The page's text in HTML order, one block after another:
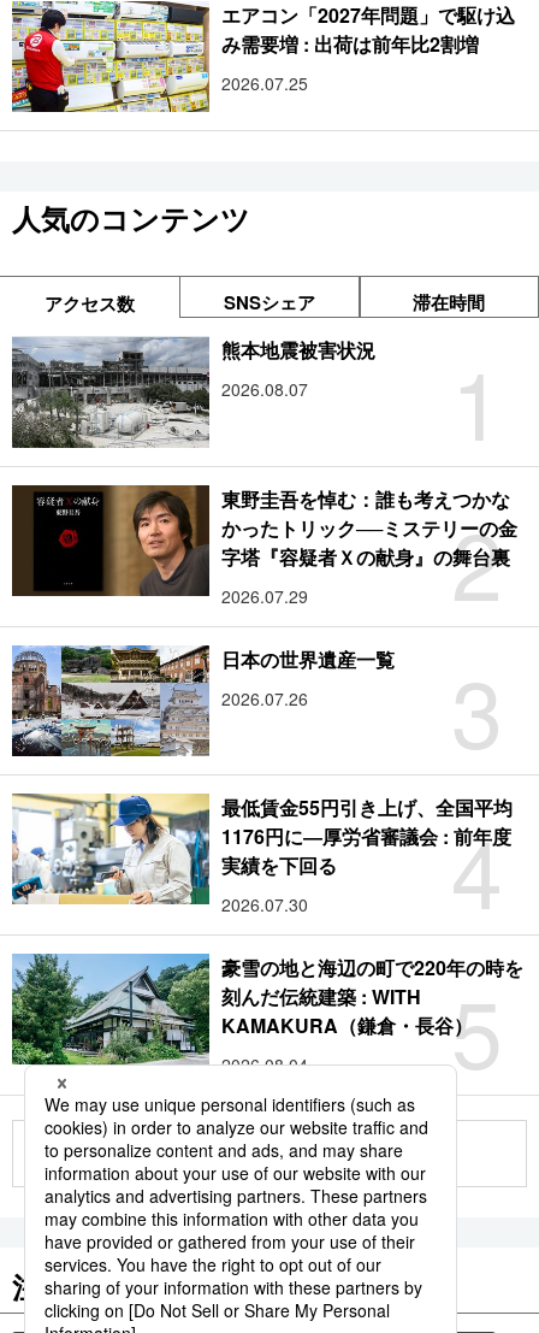
エアコン「2027年問題」で駆け込
み需要増 : 出荷は前年比2割増
2026.07.25
人気のコンテンツ
アクセス数 SNSシェア 滞在時間
1
熊本地震被害状況
2026.08.07
2
東野圭吾を悼む：誰も考えつかな
かったトリック──ミステリーの金
字塔『容疑者Ｘの献身』の舞台裏
2026.07.29
3
日本の世界遺産一覧
2026.07.26
4
最低賃金55円引き上げ、全国平均
1176円に―厚労省審議会 : 前年度
実績を下回る
2026.07.30
5
豪雪の地と海辺の町で220年の時を
刻んだ伝統建築 : WITH
KAMAKURA（鎌倉・長谷）
2026.08.04
もっと見る
注目のキーワード